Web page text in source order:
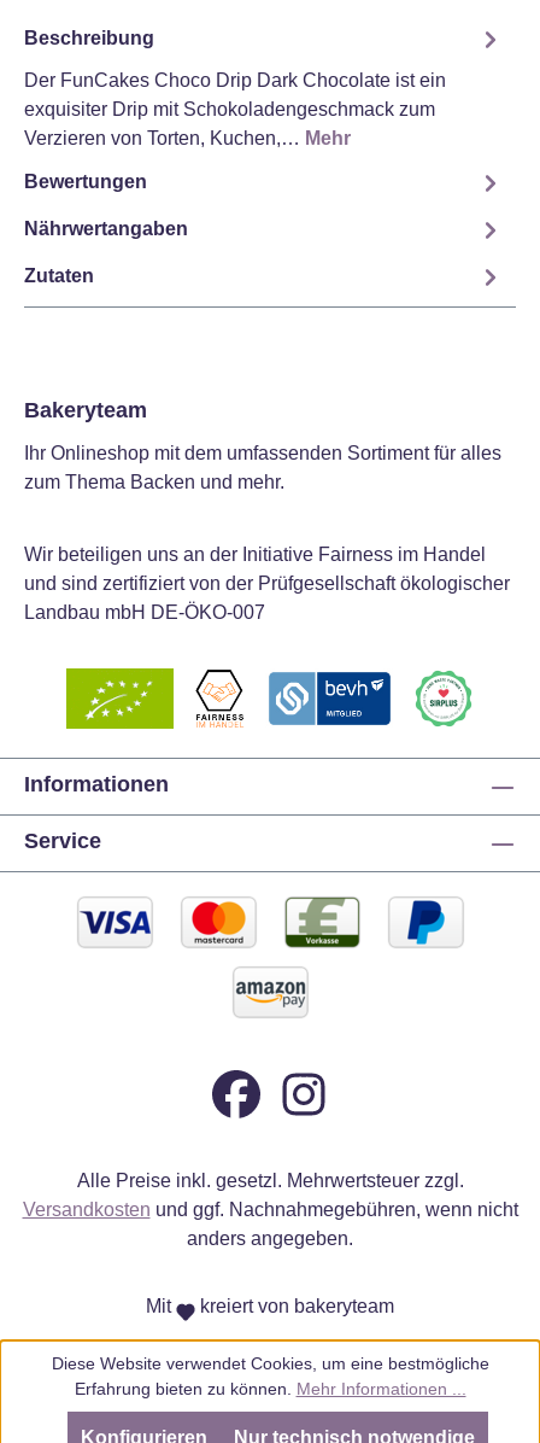
Beschreibung
Der FunCakes Choco Drip Dark Chocolate ist ein
exquisiter Drip mit Schokoladengeschmack zum
Verzieren von Torten, Kuchen,… Mehr
Bewertungen
Nährwertangaben
Zutaten
Bakeryteam
Ihr Onlineshop mit dem umfassenden Sortiment für alles
zum Thema Backen und mehr.
Wir beteiligen uns an der Initiative Fairness im Handel
und sind zertifiziert von der Prüfgesellschaft ökologischer
Landbau mbH DE-ÖKO-007
Informationen
Service
Alle Preise inkl. gesetzl. Mehrwertsteuer zzgl.
Versandkosten und ggf. Nachnahmegebühren, wenn nicht
anders angegeben.
Mit kreiert von bakeryteam
Diese Website verwendet Cookies, um eine bestmögliche
Erfahrung bieten zu können. Mehr Informationen ...
Nur technisch notwendige
Konfigurieren